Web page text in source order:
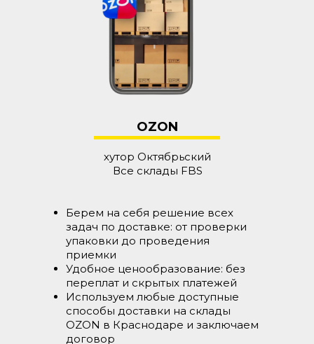
OZON
хутор Октябрьский
Все склады FBS
Берем на себя решение всех
задач по доставке: от проверки
упаковки до проведения
приемки
Удобное ценообразование: без
переплат и скрытых платежей
Используем любые доступные
способы доставки на склады
OZON в Краснодаре и заключаем
договор